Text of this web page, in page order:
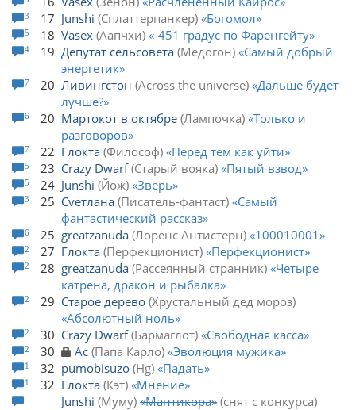
3 17 Junshi Сплаттерпанкер Богомол
5 18 Vasex Aaпчхи -451 градус по Фаренгейту
4 19 Депутат сельсовета Медогон
Самый добрый
энергетик
7 20 Ливингстон Across the universe
Дальше будет
лучше?
6 20 Мартокот в октябре Лампочка
Только и
разговоров
7 22 Глокта Философ Перед тем как уйти
5 23 Crazy Dwarf Старый вояка Пятый взвод
5 24 Junshi Йож Зверь
3 25 Cveтлана Писатель-фантаст
Самый
фантастический рассказ
6 25 greatzanuda Лоренс Антистерн 100010001
2 27 Глокта Перфекционист Перфекционист
2 28 greatzanuda Рассеянный странник
Четыре
катрена, дракон и рыбалка
2 29 Старое дерево Хрустальный дед мороз
Абсолютный ноль
2 30 Crazy Dwarf Бармаглот Свободная касса
2 30 Ас Папа Карло Эволюция мужика
1 32 pumobisuzo Hg Падать
1 32 Глокта Кэт
Мнение
Junshi Муму Мантикора снят с конкурса